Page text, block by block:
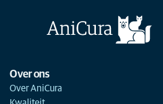
Over ons
Over AniCura